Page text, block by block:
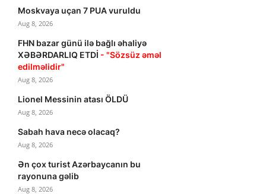
Moskvaya uçan 7 PUA vuruldu
Aug 8, 2026
FHN bazar günü ilə bağlı əhaliyə
XƏBƏRDARLIQ ETDİ - "Sözsüz əməl
edilməlidir"
Aug 8, 2026
Lionel Messinin atası ÖLDÜ
Aug 8, 2026
Sabah hava necə olacaq?
Aug 8, 2026
Ən çox turist Azərbaycanın bu
rayonuna gəlib
Aug 8, 2026